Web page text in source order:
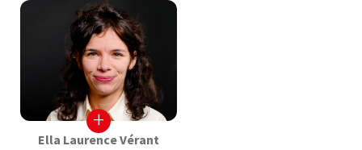
+
Ella Laurence Vérant